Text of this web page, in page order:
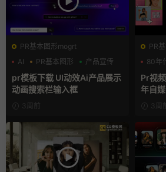
PR基本图形mogrt
AI
PR基本图形 产品宣传
pr模板下载 UI动效Ai产品展示
动画搜索栏输入框
3周前
PR
80年
Pr视
年自
3周